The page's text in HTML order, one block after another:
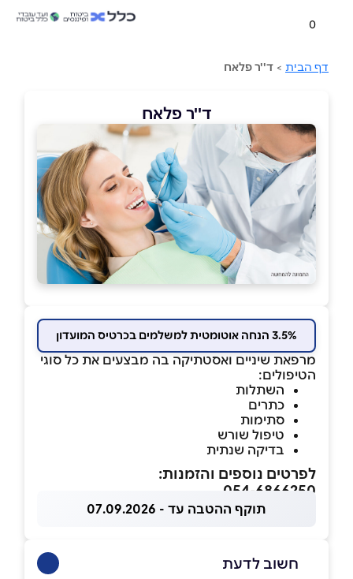
0
דף הבית > ד''ר פלאח
ד''ר פלאח
3.5% הנחה אוטומטית למשלמים בכרטיס המועדון
מרפאת שיניים ואסטתיקה בה מבצעים את כל סוגי
הטיפולים:
השתלות
כתרים
סתימות
טיפול שורש
בדיקה שנתית
לפרטים נוספים והזמנות:
054-6866250
תוקף ההטבה עד - 07.09.2026
חשוב לדעת